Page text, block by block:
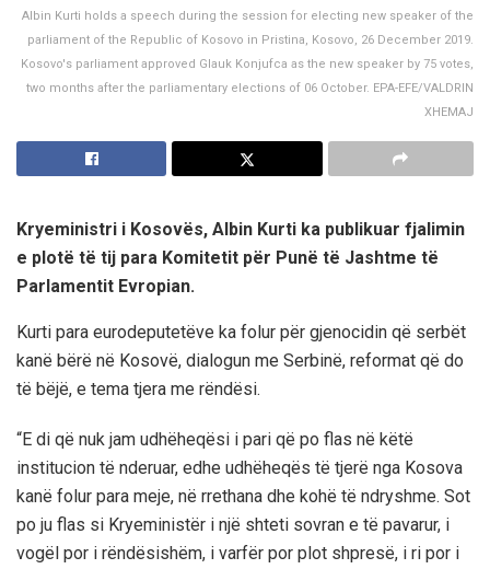
Albin Kurti holds a speech during the session for electing new speaker of the
parliament of the Republic of Kosovo in Pristina, Kosovo, 26 December 2019.
Kosovo's parliament approved Glauk Konjufca as the new speaker by 75 votes,
two months after the parliamentary elections of 06 October. EPA-EFE/VALDRIN
XHEMAJ
Kryeministri i Kosovës, Albin Kurti ka publikuar fjalimin
e plotë të tij para Komitetit për Punë të Jashtme të
Parlamentit Evropian.
Kurti para eurodeputetëve ka folur për gjenocidin që serbët
kanë bërë në Kosovë, dialogun me Serbinë, reformat që do
të bëjë, e tema tjera me rëndësi.
“E di që nuk jam udhëheqësi i pari që po flas në këtë
institucion të nderuar, edhe udhëheqës të tjerë nga Kosova
kanë folur para meje, në rrethana dhe kohë të ndryshme. Sot
po ju flas si Kryeministër i një shteti sovran e të pavarur, i
vogël por i rëndësishëm, i varfër por plot shpresë, i ri por i